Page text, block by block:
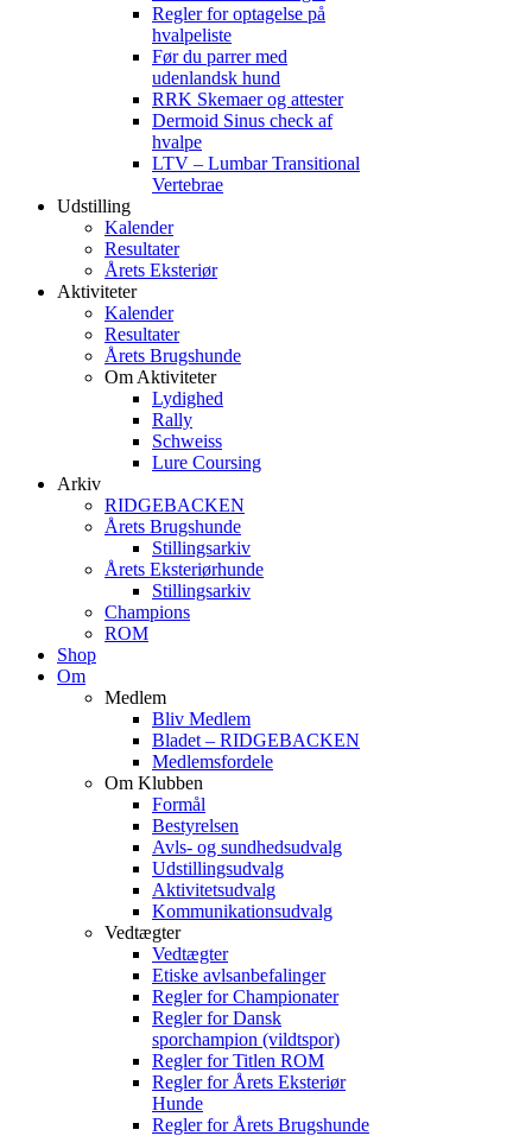
Regler for optagelse på
hvalpeliste
Før du parrer med
udenlandsk hund
RRK Skemaer og attester
Dermoid Sinus check af
hvalpe
LTV – Lumbar Transitional
Vertebrae
Udstilling
Kalender
Resultater
Årets Eksteriør
Aktiviteter
Kalender
Resultater
Årets Brugshunde
Om Aktiviteter
Lydighed
Rally
Schweiss
Lure Coursing
Arkiv
RIDGEBACKEN
Årets Brugshunde
Stillingsarkiv
Årets Eksteriørhunde
Stillingsarkiv
Champions
ROM
Shop
Om
Medlem
Bliv Medlem
Bladet – RIDGEBACKEN
Medlemsfordele
Om Klubben
Formål
Bestyrelsen
Avls- og sundhedsudvalg
Udstillingsudvalg
Aktivitetsudvalg
Kommunikationsudvalg
Vedtægter
Vedtægter
Etiske avlsanbefalinger
Regler for Championater
Regler for Dansk
sporchampion (vildtspor)
Regler for Titlen ROM
Regler for Årets Eksteriør
Hunde
Regler for Årets Brugshunde